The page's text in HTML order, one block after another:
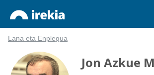
Lana eta Enplegua
Jon Azkue